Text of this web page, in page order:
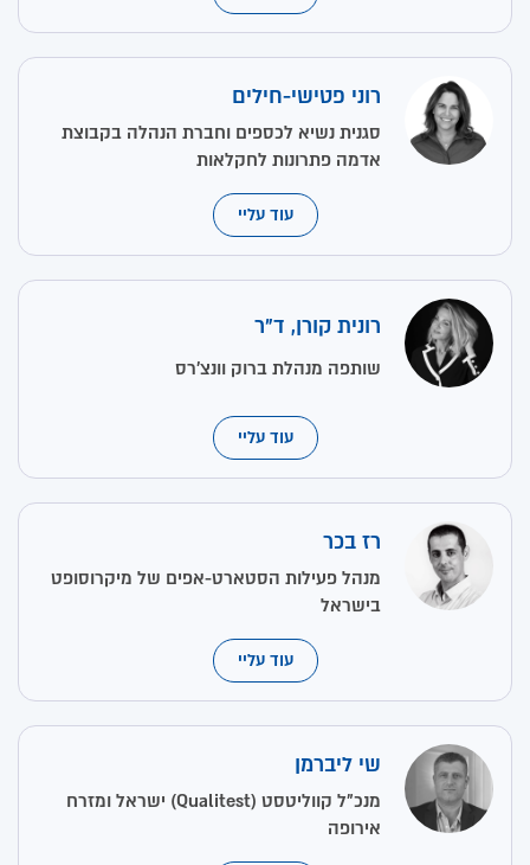
רוני פטישי-חילים
סגנית נשיא לכספים וחברת הנהלה בקבוצת
אדמה פתרונות לחקלאות
עוד עליי
רונית קורן, ד"ר
שותפה מנהלת ברוק וונצ'רס
עוד עליי
רז בכר
מנהל פעילות הסטארט-אפים של מיקרוסופט
בישראל
עוד עליי
שי ליברמן
מנכ"ל קווליטסט (Qualitest) ישראל ומזרח
אירופה